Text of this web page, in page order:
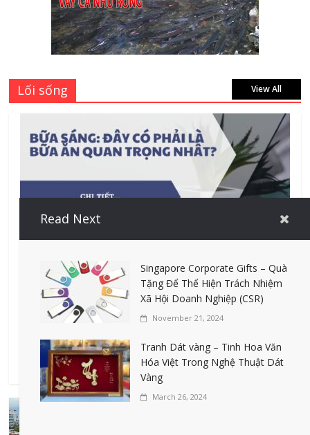
Bảng giá vách ngăn nhôm kính cửa lùa
Siêu Rẻ mới nhất 2026 – Chất lượng cực
đỉnh
August 7, 2026
Lối sống View All
Lối sống
Hướng dẫn sống sạch hơn
March 17, 2024
Hướng dẫn sống sạch hơn Chọn thực phẩm địa phương ​
Càng ít bước đi giữa bàn ăn
Read Next
Singapore Corporate Gifts – Quà
Tặng Để Thể Hiện Trách Nhiệm
Xã Hội Doanh Nghiệp (CSR)
November 21, 2024
Tranh Dát vàng – Tinh Hoa Văn
Hóa Việt Trong Nghệ Thuật Dát
Vàng
March 26, 2024